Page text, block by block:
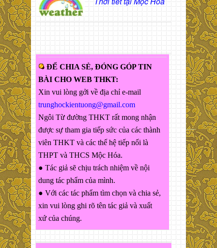
ĐỂ CHIA SẺ, ĐÓNG GÓP TIN
BÀI CHO WEB THKT:
Xin vui lòng gởi về địa chỉ e-mail
trunghockientuong@gmail.com
Ngôi Từ đường THKT rất mong nhận
được sự tham gia tiếp sức của các thành
viên THKT và các thế hệ tiếp nối là
THPT và THCS Mộc Hóa.
● Tác giả sẽ chịu trách nhiệm về nội
dung tác phẩm của mình.
● Với các tác phẩm tìm chọn và chia sẻ,
xin vui lòng ghi rõ tên tác giả và xuất
xứ của chúng.